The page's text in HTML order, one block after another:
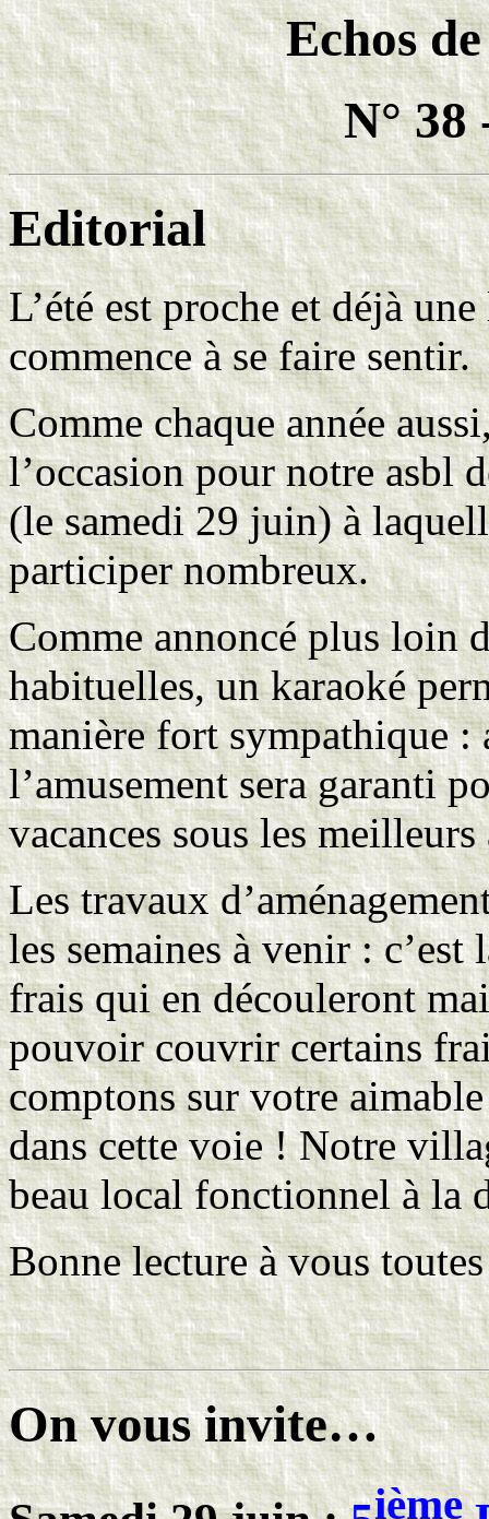
Echos
N° 38
Editorial
L’été est proche et déjà
commence à se faire sentir.
Comme chaque année
l’occasion pour notre asbl
(le samedi 29 juin) à
participer nombreux.
Comme annoncé plus loin
habituelles, un karaoké
manière fort sympathique :
l’amusement sera garanti
vacances sous les
Les travaux
les semaines à venir :
frais qui en découleront
pouvoir couvrir certains
comptons sur votre
dans cette voie ! Notre
beau local fonctionnel à la
Bonne lecture à vous
On vous invite…
ième